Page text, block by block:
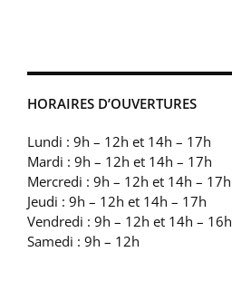
HORAIRES D’OUVERTURES
Lundi : 9h – 12h et 14h – 17h
Mardi : 9h – 12h et 14h – 17h
Mercredi : 9h – 12h et 14h – 17h
Jeudi : 9h – 12h et 14h – 17h
Vendredi : 9h – 12h et 14h – 16h
Samedi : 9h – 12h